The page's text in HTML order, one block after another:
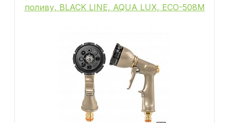
поливу, BLACK LINE, AQUA LUX, ECO-508M